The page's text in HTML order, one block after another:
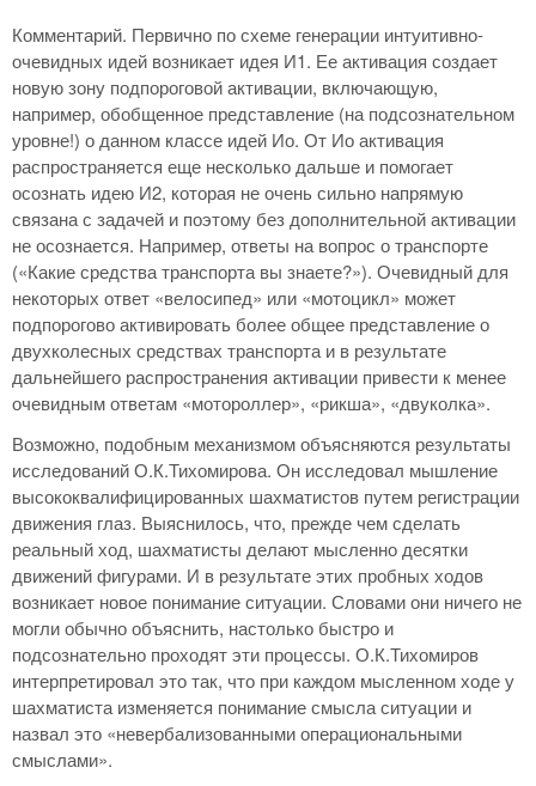
Комментарий. Первично по схеме генерации интуитивно-
очевидных идей возникает идея И1. Ее активация создает
новую зону подпороговой активации, включающую,
например, обобщенное представление (на подсознательном
уровне!) о данном классе идей Ио. От Ио активация
распространяется еще несколько дальше и помогает
осознать идею И2, которая не очень сильно напрямую
связана с задачей и поэтому без дополнительной активации
не осознается. Например, ответы на вопрос о транспорте
(«Какие средства транспорта вы знаете?»). Очевидный для
некоторых ответ «велосипед» или «мотоцикл» может
подпорогово активировать более общее представление о
двухколесных средствах транспорта и в результате
дальнейшего распространения активации привести к менее
очевидным ответам «мотороллер», «рикша», «двуколка».
Возможно, подобным механизмом объясняются результаты
исследований О.К.Тихомирова. Он исследовал мышление
высококвалифицированных шахматистов путем регистрации
движения глаз. Выяснилось, что, прежде чем сделать
реальный ход, шахматисты делают мысленно десятки
движений фигурами. И в результате этих пробных ходов
возникает новое понимание ситуации. Словами они ничего не
могли обычно объяснить, настолько быстро и
подсознательно проходят эти процессы. О.К.Тихомиров
интерпретировал это так, что при каждом мысленном ходе у
шахматиста изменяется понимание смысла ситуации и
назвал это «невербализованными операциональными
смыслами».